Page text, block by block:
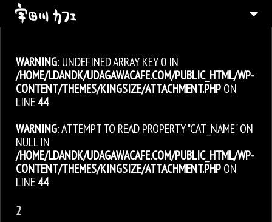
MENU
CONTACT
ENGLISH
WARNING: UNDEFINED ARRAY KEY 0 IN
/HOME/LDANDK/UDAGAWACAFE.COM/PUBLIC_HTML/WP-
CONTENT/THEMES/KINGSIZE/ATTACHMENT.PHPON
LINE44
WARNING: ATTEMPT TO READ PROPERTY "CAT_NAME" ON
NULL IN
/HOME/LDANDK/UDAGAWACAFE.COM/PUBLIC_HTML/WP-
CONTENT/THEMES/KINGSIZE/ATTACHMENT.PHPON
LINE44
2